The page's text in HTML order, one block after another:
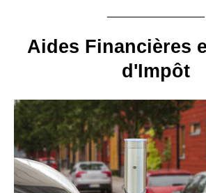
Aides Financières
d'Impôt